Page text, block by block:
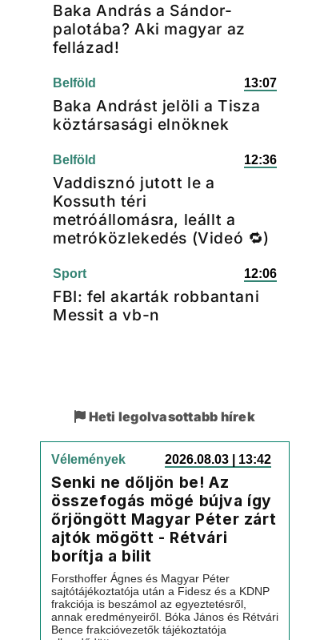
Baka András a Sándor-
palotába? Aki magyar az
fellázad!
Belföld 13:07
Baka Andrást jelöli a Tisza
köztársasági elnöknek
Belföld 12:36
Vaddisznó jutott le a
Kossuth téri
metróállomásra, leállt a
metróközlekedés (Videó 🔁)
Sport 12:06
FBI: fel akarták robbantani
Messit a vb-n
Heti legolvasottabb hírek
Vélemények 2026.08.03 | 13:42
Senki ne dőljön be! Az
összefogás mögé bújva így
őrjöngött Magyar Péter zárt
ajtók mögött - Rétvári
borítja a bilit
Forsthoffer Ágnes és Magyar Péter
sajtótájékoztatója után a Fidesz és a KDNP
frakciója is beszámol az egyeztetésről,
annak eredményeiről. Bóka János és Rétvári
Bence frakcióvezetők tájékoztatója